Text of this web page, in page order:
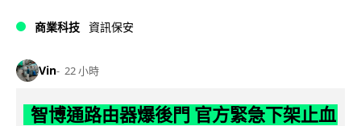
商業科技 資訊保安
Vin 22 小時
智博通路由器爆後門 官方緊急下架止血